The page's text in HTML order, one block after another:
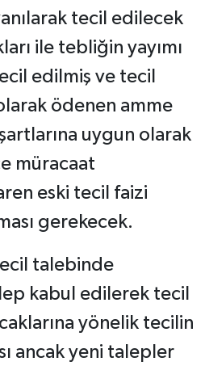
tecil edilecek
ile tebliğin yayımı
edilmiş ve tecil
ödenen amme
uygun olarak
müracaat
eski tecil faizi
gerekecek.
talebinde
kabul edilerek tecil
yönelik tecilin
ancak yeni talepler